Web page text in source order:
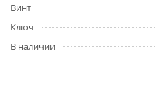
Винт
Ключ
В наличии